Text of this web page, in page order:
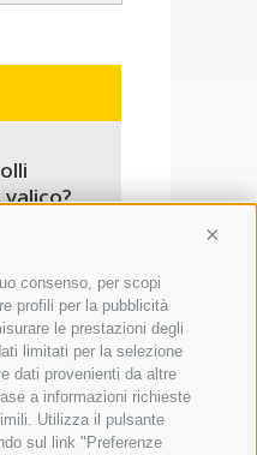
consenso, per scopi
profili per la pubblicità
le prestazioni degli
limitati per la selezione
dati provenienti da altre
a informazioni richieste
Utilizza il pulsante
sul link "Preferenze
Archivio